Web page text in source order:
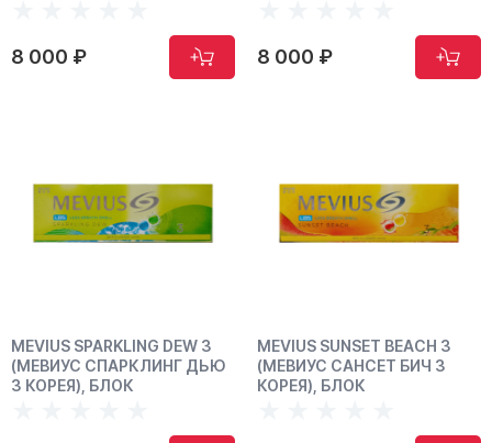
8 000 ₽ 8 000 ₽
MEVIUS SPARKLING DEW 3
(МЕВИУС СПАРКЛИНГ ДЬЮ
3 КОРЕЯ), БЛОК
MEVIUS SUNSET BEACH 3
(МЕВИУС САНСЕТ БИЧ 3
КОРЕЯ), БЛОК